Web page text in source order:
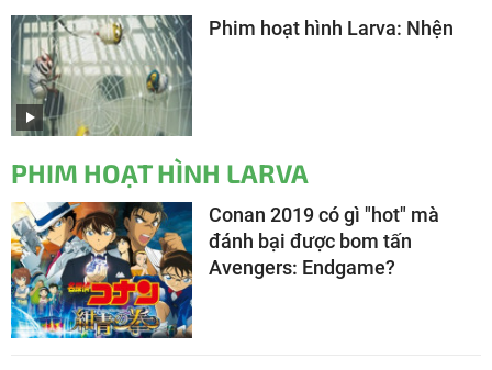
Phim hoạt hình Larva: Nhện
PHIM HOẠT HÌNH LARVA
Conan 2019 có gì "hot" mà
đánh bại được bom tấn
Avengers: Endgame?